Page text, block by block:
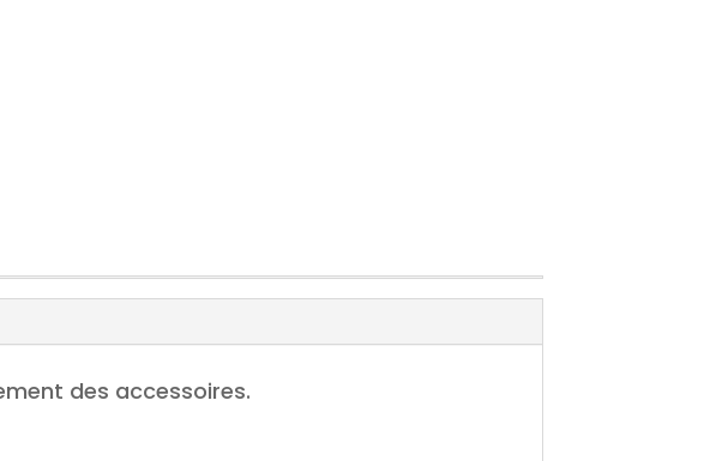
des accessoires.